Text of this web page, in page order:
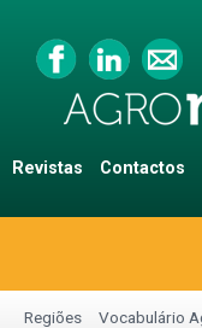
Revistas Contactos
Regiões Vocabulário